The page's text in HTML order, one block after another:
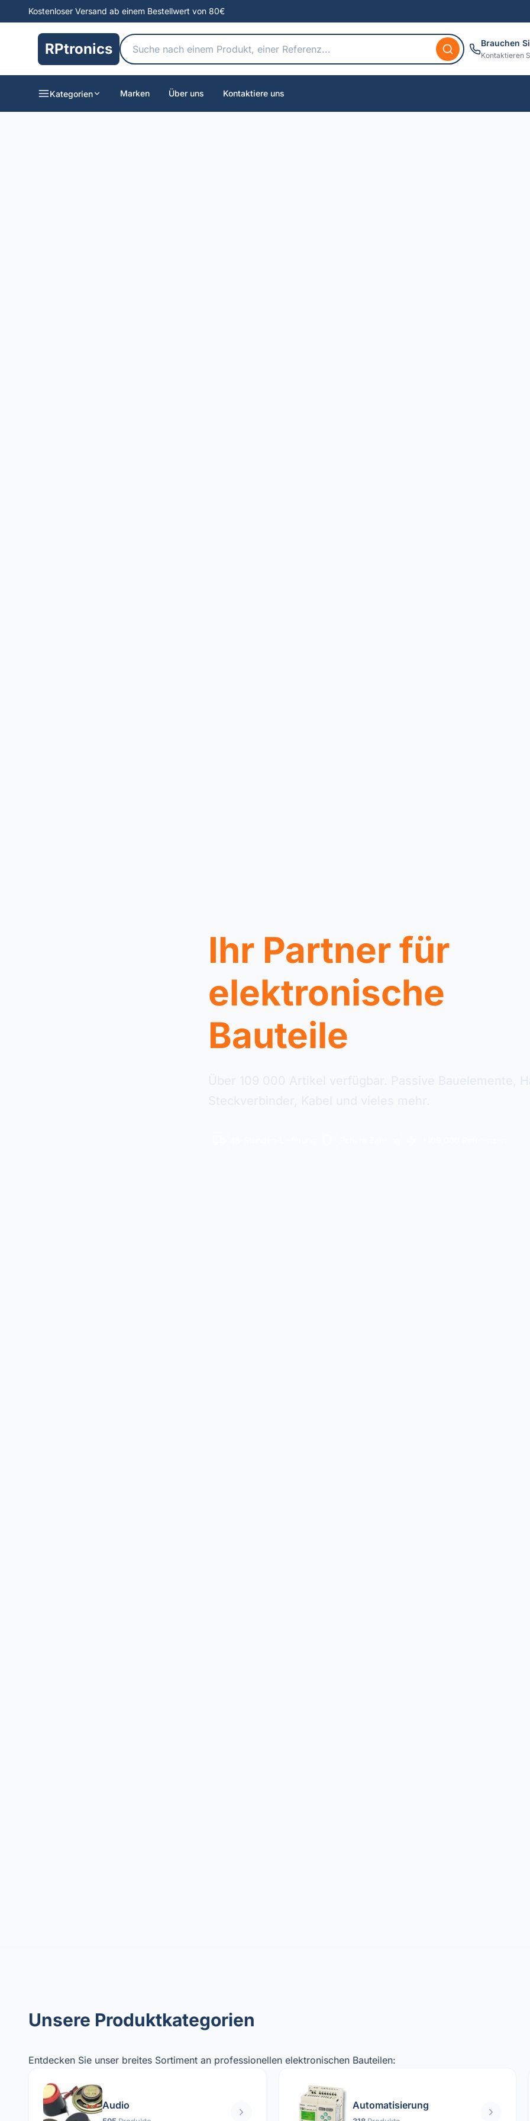
Kostenloser Versand ab einem Bestellwert von 80€
RPtronics Brauchen
Kontaktieren
Kategorien Marken Über uns Kontaktiere uns
Ihr Partner für
elektronische
Bauteile
Unsere Produktkategorien
Entdecken Sie unser breites Sortiment an professionellen elektronischen Bauteilen:
Audio Automatisierung